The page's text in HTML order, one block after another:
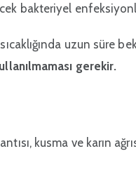
bakteriyel
uzun süre
gerekir.
kusma ve karın